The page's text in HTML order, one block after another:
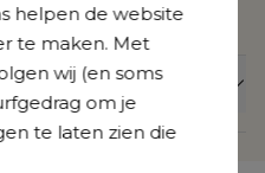
helpen de website
te maken. Met
wij (en soms
om je
te laten zien die
CB3981577